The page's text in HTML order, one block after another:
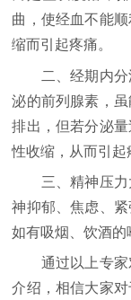
曲，使经血不能
缩而引起疼痛。
二、经期内分
泌的前列腺素，
排出，但若分泌
性收缩，从而引起
三、精神压力
神抑郁、焦虑、
如有吸烟、饮酒的
通过以上专家
介绍，相信大家